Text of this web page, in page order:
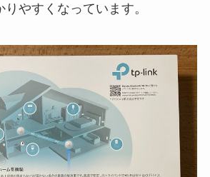
やすくなっています。